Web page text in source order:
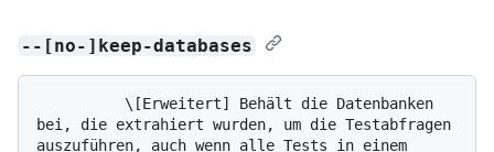
--[no-]keep-databases
bei, die extrahiert wurden, um die Testabfragen
auszuführen, auch wenn alle Tests in einem